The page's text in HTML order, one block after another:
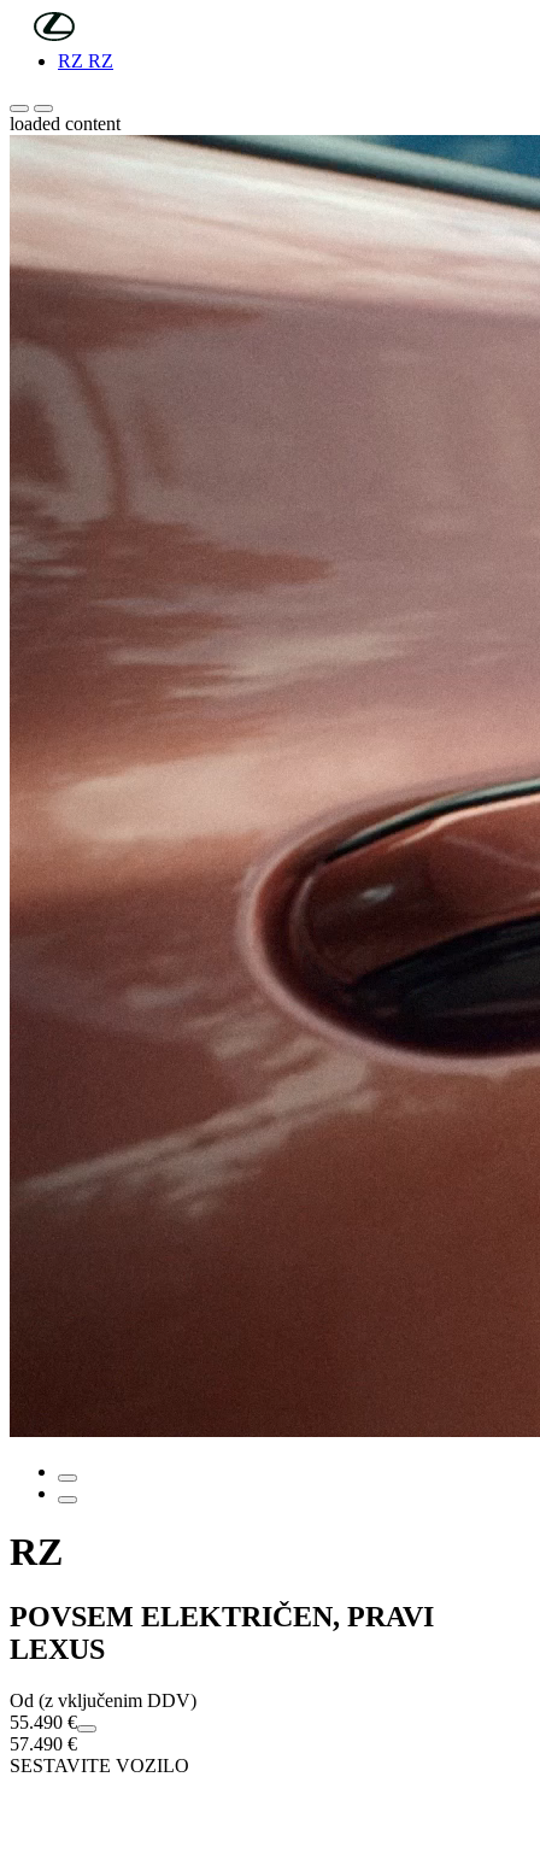
Skip to Main Content
RZ RZ
Pomaknite se levo
Pomaknite se desno
loaded content
RZ
POVSEM ELEKTRIČEN, PRAVI
LEXUS
Od (z vključenim DDV)
55.490 €
57.490 €
SESTAVITE VOZILO